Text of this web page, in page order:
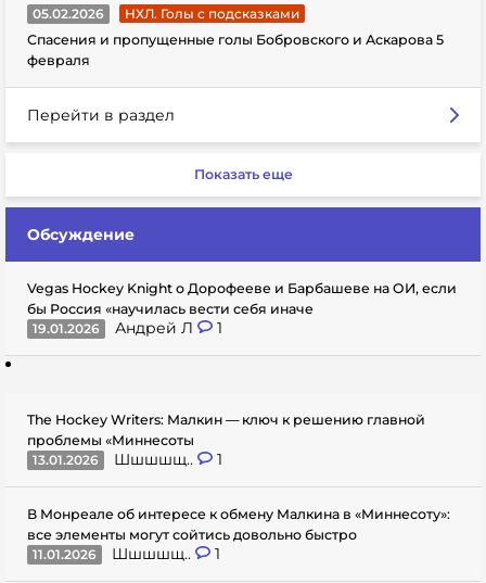
05.02.2026
НХЛ. Голы с подсказками
Спасения и пропущенные голы Бобровского и Аскарова 5
февраля
Перейти в раздел
Показать еще
Обсуждение
Vegas Hockey Knight о Дорофееве и Барбашеве на ОИ, если
бы Россия «научилась вести себя иначе
19.01.2026
Андрей Л 1
The Hockey Writers: Малкин — ключ к решению главной
проблемы «Миннесоты
13.01.2026
Шшшшщ.. 1
В Монреале об интересе к обмену Малкина в «Миннесоту»:
все элементы могут сойтись довольно быстро
11.01.2026
Шшшшщ.. 1